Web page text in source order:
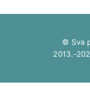
© Sva
2013.-